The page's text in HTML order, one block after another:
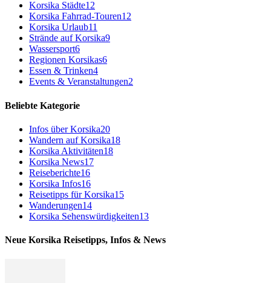
Korsika Städte12
Korsika Fahrrad-Touren12
Korsika Urlaub11
Strände auf Korsika9
Wassersport6
Regionen Korsikas6
Essen & Trinken4
Events & Veranstaltungen2
Beliebte Kategorie
Infos über Korsika20
Wandern auf Korsika18
Korsika Aktivitäten18
Korsika News17
Reiseberichte16
Korsika Infos16
Reisetipps für Korsika15
Wanderungen14
Korsika Sehenswürdigkeiten13
Neue Korsika Reisetipps, Infos & News